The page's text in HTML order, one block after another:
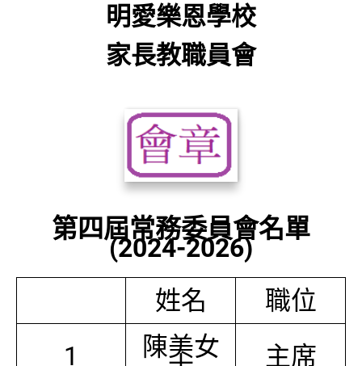
明愛樂恩學校
家長教職員會
第四屆常務委員會名單
(2024-2026)
姓名
職位
1
陳美女 主席